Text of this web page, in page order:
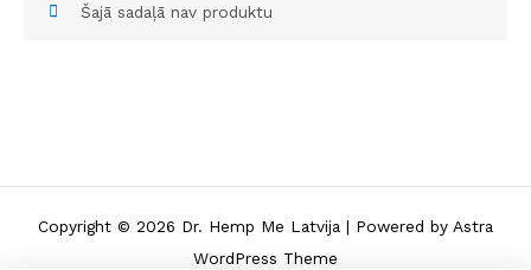
Šajā sadaļā nav produktu
Copyright © 2026 Dr. Hemp Me Latvija | Powered by Astra
WordPress Theme